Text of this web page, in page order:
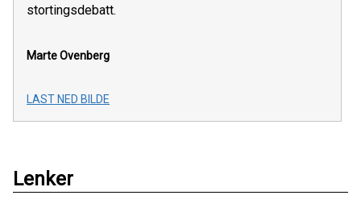
stortingsdebatt.
Marte Ovenberg
LAST NED BILDE
Lenker